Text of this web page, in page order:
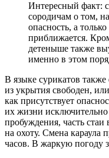
Интересный факт:
сородичам о том,
опасность, а
приближается.
детеныше также
именно в этом
В языке сурикатов
из укрытия свободен,
как присутствует
их жизни
пробуждения, часть стаи
на охоту. Смена караула
часов. В жаркую погоду